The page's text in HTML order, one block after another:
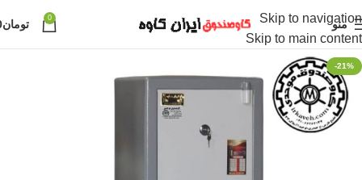
Skip to navigation
Skip to main content
منو 0 تومان
-21%